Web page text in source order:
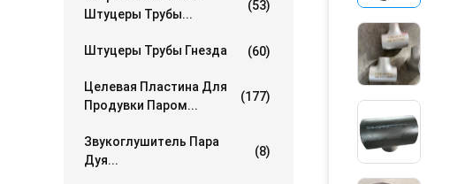
Штуцеры Трубы...
(53)
Штуцеры Трубы Гнезда (60)
Целевая Пластина Для
Продувки Паром...
(177)
Звукоглушитель Пара
Дуя...
(8)